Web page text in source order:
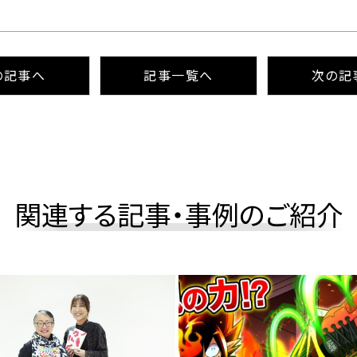
記事へ 記事⼀覧へ 次の記
関連する記事・事例のご紹介